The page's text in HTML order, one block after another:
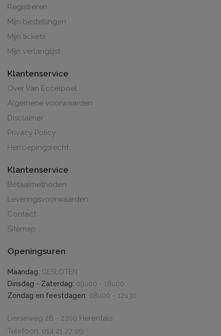
Registreren
Mijn bestellingen
Mijn tickets
Mijn verlanglijst
Klantenservice
Over Van Eccelpoel
Algemene voorwaarden
Disclaimer
Privacy Policy
Herroepingsrecht
Klantenservice
Betaalmethoden
Leveringsvoorwaarden
Contact
Sitemap
Openingsuren
Maandag: GESLOTEN
Dinsdag - Zaterdag: 09u00 - 18u00
Zondag en feestdagen: 08u00 - 12u30
Lierseweg 26 - 2200 Herentals
Telefoon: 014 21 27 09